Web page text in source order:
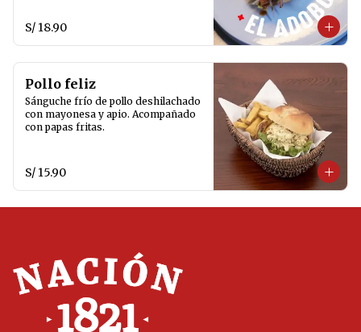
S/ 18.90
Pollo feliz
Sánguche frío de pollo deshilachado
con mayonesa y apio. Acompañado
con papas fritas.
S/ 15.90